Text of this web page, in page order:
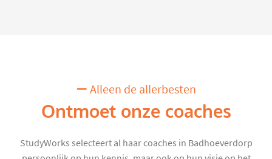
Alleen de allerbesten
Ontmoet onze coaches
StudyWorks selecteert al haar coaches in Badhoeverdorp